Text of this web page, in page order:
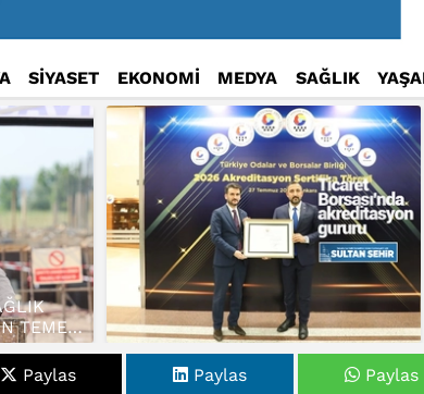
SİYASET EKONOMİ MEDYA SAĞLIK
TEMELİ
Paylas Paylas Paylas